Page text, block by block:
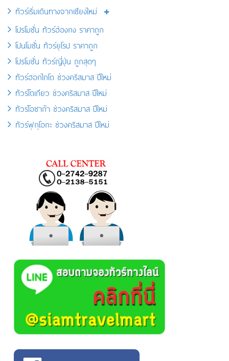
ทัวร์เริ่มเดินทางจากเชียงใหม่
โปรโมชั่น ทัวร์ฮ่องกง ราคาถูก
โปนโมชั่น ทัวร์ยุโรป ราคาถูก
โปรโมชั่น ทัวร์ญี่ปุ่น ถูกสุดๆ
ทัวร์ฮอกไกโด ช่วงคริสมาส ปีใหม่
ทัวร์โตเกียว ช่วงคริสมาส ปีใหม่
ทัวร์โอซาก้า ช่วงคริสมาส ปีใหม่
ทัวร์ฟุกุโอกะ ช่วงคริสมาส ปีใหม่